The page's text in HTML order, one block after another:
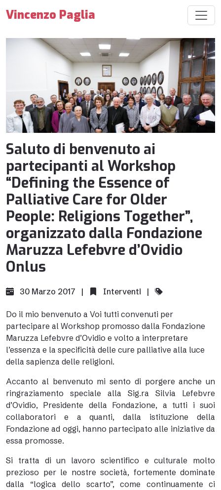
Vincenzo Paglia
Saluto di benvenuto ai
partecipanti al Workshop
“Defining the Essence of
Palliative Care for Older
People: Religions Together”,
organizzato dalla Fondazione
Maruzza Lefebvre d’Ovidio
Onlus
30 Marzo 2017 | Interventi |
Do il mio benvenuto a Voi tutti convenuti per
partecipare al Workshop promosso dalla Fondazione
Maruzza Lefebvre d’Ovidio e volto a interpretare
l’essenza e la specificità delle cure palliative alla luce
della sapienza delle religioni.
Accanto al benvenuto mi sento di porgere anche un
ringraziamento speciale alla Sig.ra Silvia Lefebvre
d’Ovidio, Presidente della Fondazione, a tutti i suoi
collaboratori e a quanti, dalla istituzione della
Fondazione ad oggi, hanno partecipato alle iniziative da
essa promosse.
Si tratta di un lavoro scientifico e culturale molto
prezioso per le nostre società, fortemente dominate
dalla “logica dello scarto”, come continuamente ci